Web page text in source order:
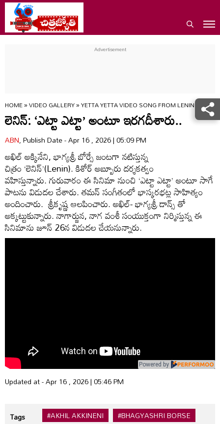
HOME»VIDEO GALLERY»YETTA YETTA VIDEO SONG FROM LENIN MOVIE
లెనిన్: ‘ఎట్టా ఎట్టా’ అంటూ ఇరగదీశారు..
ABN, Publish Date - Apr 16 , 2026 | 05:09 PM
అఖిల్‌ అక్కినేని, భాగ్యశ్రీ బోర్సే జంటగా నటిస్తున్న
చిత్రం ‘లెనిన్‌’(Lenin). కిశోర్‌ అబ్బూరు దర్శకత్వం
వహిస్తున్నారు. గురువారం ఈ సినిమా నుంచి ‘ఎట్టా ఎట్టా’ అంటూ సాగే
పాటను విడుదల చేశారు. తమన్‌ సంగీతంలో భాస్కరభట్ల సాహిత్యం
అందించారు. శ్రీకృష్ణ ఆలపించారు. అఖిల్‌- భాగ్యశ్రీ డాన్స్ తో
అక్కట్టుకున్నారు. నాగార్జున, నాగ వంశీ సంయుక్తంగా నిర్మిస్తున్న ఈ
సినిమాను జూన్ 26న విడుదల చేయనున్నారు.
Powered by
Updated at - Apr 16 , 2026 | 05:46 PM
Tags #AKHIL AKKINENI #BHAGYASHRI BORSE